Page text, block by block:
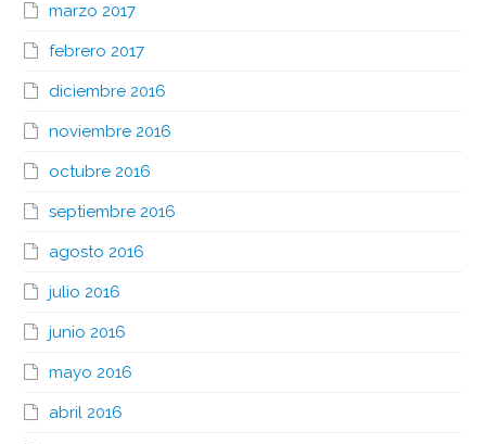
marzo 2017
febrero 2017
diciembre 2016
noviembre 2016
octubre 2016
septiembre 2016
agosto 2016
julio 2016
junio 2016
mayo 2016
abril 2016